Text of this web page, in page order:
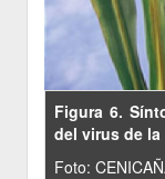
Figura 6.
del virus de la
Foto: